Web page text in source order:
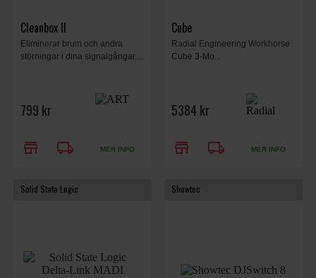
Cleanbox II
Eliminerar brum och andra
störningar i dina signalgångar....
799 kr
store local_shipping MER INFO
Cube
Radial Engineering Workhorse
Cube 3-Mo...
5384 kr
store local_shipping MER INFO
Solid State Logic Showtec